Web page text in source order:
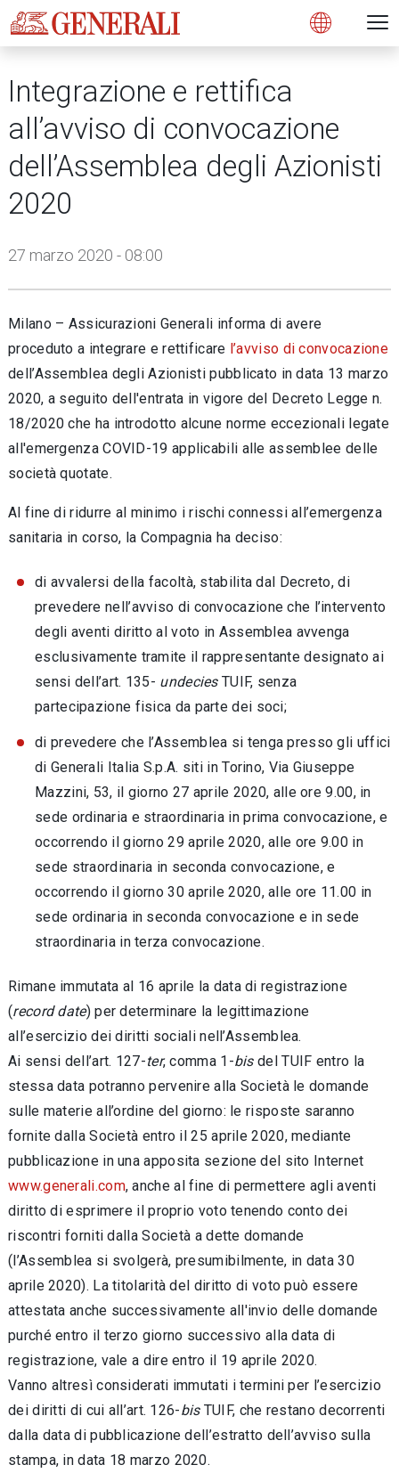
Open
Integrazione e rettifica
all’avviso di convocazione
dell’Assemblea degli Azionisti
2020
27 marzo 2020 - 08:00
Milano – Assicurazioni Generali informa di avere
proceduto a integrare e rettificare l’avviso di convocazione
dell’Assemblea degli Azionisti pubblicato in data 13 marzo
2020, a seguito dell'entrata in vigore del Decreto Legge n.
18/2020 che ha introdotto alcune norme eccezionali legate
all'emergenza COVID-19 applicabili alle assemblee delle
società quotate.
Al fine di ridurre al minimo i rischi connessi all’emergenza
sanitaria in corso, la Compagnia ha deciso:
di avvalersi della facoltà, stabilita dal Decreto, di
prevedere nell’avviso di convocazione che l’intervento
degli aventi diritto al voto in Assemblea avvenga
esclusivamente tramite il rappresentante designato ai
sensi dell’art. 135- undeciesTUIF, senza
partecipazione fisica da parte dei soci;
di prevedere che l’Assemblea si tenga presso gli uffici
di Generali Italia S.p.A. siti in Torino, Via Giuseppe
Mazzini, 53, il giorno 27 aprile 2020, alle ore 9.00, in
sede ordinaria e straordinaria in prima convocazione, e
occorrendo il giorno 29 aprile 2020, alle ore 9.00 in
sede straordinaria in seconda convocazione, e
occorrendo il giorno 30 aprile 2020, alle ore 11.00 in
sede ordinaria in seconda convocazione e in sede
straordinaria in terza convocazione.
Rimane immutata al 16 aprile la data di registrazione
(record date) per determinare la legittimazione
all’esercizio dei diritti sociali nell’Assemblea.
Ai sensi dell’art. 127-ter, comma 1-bisdel TUIF entro la
stessa data potranno pervenire alla Società le domande
sulle materie all’ordine del giorno: le risposte saranno
fornite dalla Società entro il 25 aprile 2020, mediante
pubblicazione in una apposita sezione del sito Internet
www.generali.com, anche al fine di permettere agli aventi
diritto di esprimere il proprio voto tenendo conto dei
riscontri forniti dalla Società a dette domande
(l’Assemblea si svolgerà, presumibilmente, in data 30
aprile 2020). La titolarità del diritto di voto può essere
attestata anche successivamente all'invio delle domande
purché entro il terzo giorno successivo alla data di
registrazione, vale a dire entro il 19 aprile 2020.
Vanno altresì considerati immutati i termini per l’esercizio
dei diritti di cui all’art. 126-bisTUIF, che restano decorrenti
dalla data di pubblicazione dell’estratto dell’avviso sulla
stampa, in data 18 marzo 2020.